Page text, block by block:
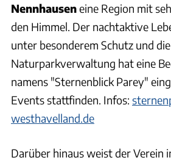
Nennhauseneine Region mit
den Himmel. Der nachtaktive
unter besonderem Schutz und die
Naturparkverwaltung hat eine
namens "Sternenblick Parey"
Events stattfinden. Infos:
westhavelland.de
Darüber hinaus weist der Verein